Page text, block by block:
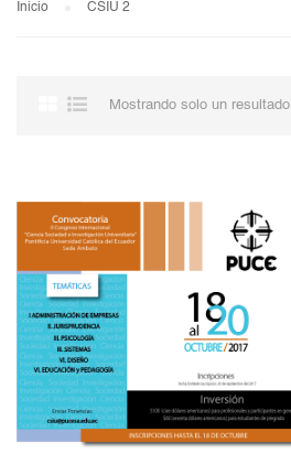
Inicio CSIU 2
Mostrando solo un resultado